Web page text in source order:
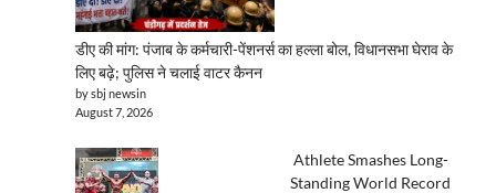
डीए की मांग: पंजाब के कर्मचारी-पेंशनर्स का हल्ला बोल, विधानसभा घेराव के
लिए बढ़े; पुलिस ने चलाई वाटर कैनन
by sbj newsin
August 7, 2026
Athlete Smashes Long-
Standing World Record